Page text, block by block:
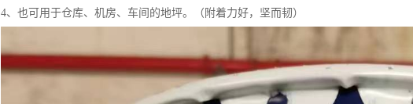
4、也可用于仓库、机房、车间的地坪。（附着力好，坚而韧）